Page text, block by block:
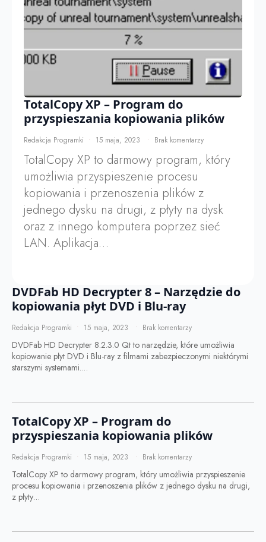
TotalCopy XP – Program do
przyspieszania kopiowania plików
Redakcja Programki 15 maja, 2023 Brak komentarzy
TotalCopy XP to darmowy program, który
umożliwia przyspieszenie procesu
kopiowania i przenoszenia plików z
jednego dysku na drugi, z płyty na dysk
oraz z innego komputera poprzez sieć
LAN. Aplikacja…
DVDFab HD Decrypter 8 – Narzędzie do
kopiowania płyt DVD i Blu-ray
Redakcja Programki 15 maja, 2023 Brak komentarzy
DVDFab HD Decrypter 8.2.3.0 Qt to narzędzie, które umożliwia
kopiowanie płyt DVD i Blu-ray z filmami zabezpieczonymi niektórymi
starszymi systemami.…
TotalCopy XP – Program do
przyspieszania kopiowania plików
Redakcja Programki 15 maja, 2023 Brak komentarzy
TotalCopy XP to darmowy program, który umożliwia przyspieszenie
procesu kopiowania i przenoszenia plików z jednego dysku na drugi,
z płyty…